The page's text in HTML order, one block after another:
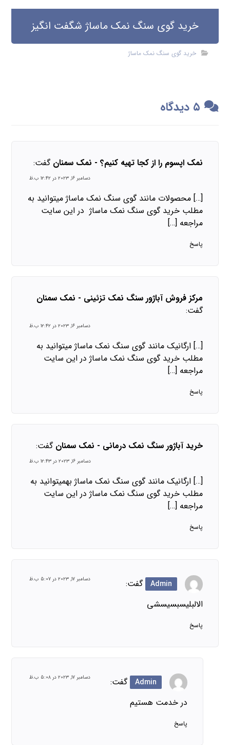
خرید گوی سنگ نمک ماساژ شگفت انگیز
خرید گوی سنگ نمک ماساژ
۵ دیدگاه
نمک اپسوم را از کجا تهیه کنیم؟ - نمک سمنان گفت:
دسامبر ۱۶, ۲۰۲۳ در ۱۲:۴۲ ب.ظ
[…] محصولات مانند گوی سنگ نمک ماساژ میتوانید به
مطلب خرید گوی سنگ نمک ماساژ در این سایت
مراجعه […]
پاسخ
مرکز فروش آباژور سنگ نمک تزئینی - نمک سمنان
گفت:
دسامبر ۱۶, ۲۰۲۳ در ۱۲:۴۲ ب.ظ
[…] ارگانیک مانند گوی سنگ نمک ماساژ میتوانید به
مطلب خرید گوی سنگ نمک ماساژ در این سایت
مراجعه […]
پاسخ
خرید آباژور سنگ نمک درمانی - نمک سمنان گفت:
دسامبر ۱۶, ۲۰۲۳ در ۱۲:۴۳ ب.ظ
[…] ارگانیک مانند گوی سنگ نمک ماساژ بهمیتوانید به
مطلب خرید گوی سنگ نمک ماساژ در این سایت
مراجعه […]
پاسخ
Admin گفت: دسامبر ۱۷, ۲۰۲۳ در ۵:۰۷ ب.ظ
الالبلیسبسیسشی
پاسخ
Admin گفت: دسامبر ۱۷, ۲۰۲۳ در ۵:۰۸ ب.ظ
در خدمت هستیم
پاسخ